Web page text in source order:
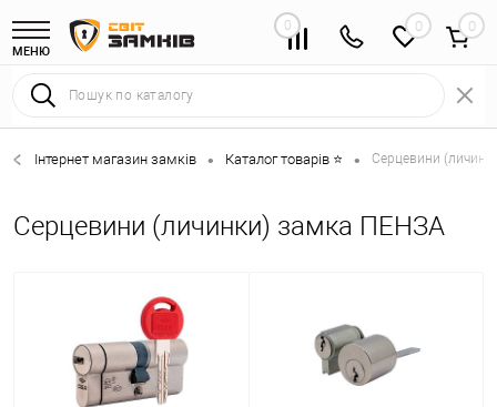
МЕНЮ
0 0
Інтернет магазин замків • Каталог товарів ⭐ • Серцевини
Серцевини (личинки) замка ПЕНЗА